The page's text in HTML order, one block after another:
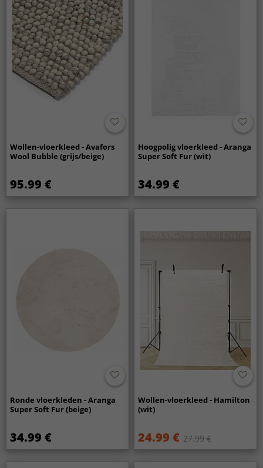
Wollen-vloerkleed - Avafors
Wool Bubble (grijs/beige)
95.99 €
Hoogpolig vloerkleed - Aranga
Super Soft Fur (wit)
34.99 €
Ronde vloerkleden - Aranga
Super Soft Fur (beige)
34.99 €
Wollen-vloerkleed - Hamilton
(wit)
24.99 € 27.99 €